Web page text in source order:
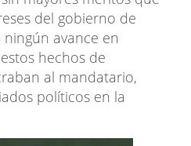
del gobierno de
avance en
hechos de
al mandatario,
políticos en la